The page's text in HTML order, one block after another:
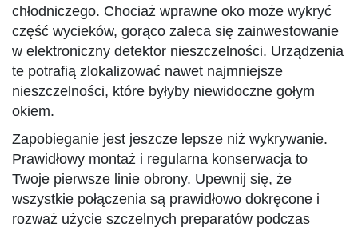
chłodniczego. Chociaż wprawne oko może wykryć
część wycieków, gorąco zaleca się zainwestowanie
w elektroniczny detektor nieszczelności. Urządzenia
te potrafią zlokalizować nawet najmniejsze
nieszczelności, które byłyby niewidoczne gołym
okiem.
Zapobieganie jest jeszcze lepsze niż wykrywanie.
Prawidłowy montaż i regularna konserwacja to
Twoje pierwsze linie obrony. Upewnij się, że
wszystkie połączenia są prawidłowo dokręcone i
rozważ użycie szczelnych preparatów podczas